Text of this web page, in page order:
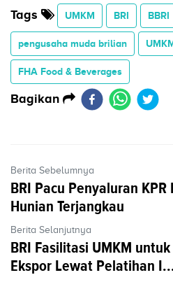
Tags
UMKM BRI BBRI
pengusaha muda brilian
FHA Food & Beverages
Bagikan
Berita Sebelumnya
BRI Pacu Penyaluran KPR
Hunian Terjangkau
Berita Selanjutnya
BRI Fasilitasi UMKM
Ekspor Lewat Pelatihan